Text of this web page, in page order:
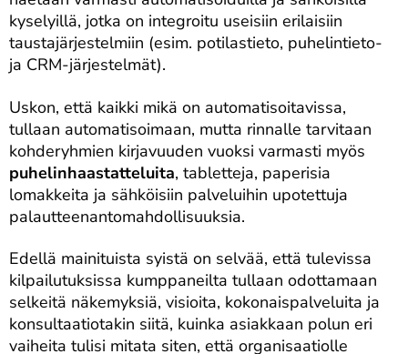
kyselyillä, jotka on integroitu useisiin erilaisiin
taustajärjestelmiin (esim. potilastieto, puhelintieto-
ja CRM-järjestelmät).
Uskon, että kaikki mikä on automatisoitavissa,
tullaan automatisoimaan, mutta rinnalle tarvitaan
kohderyhmien kirjavuuden vuoksi varmasti myös
puhelinhaastatteluita, tabletteja, paperisia
lomakkeita ja sähköisiin palveluihin upotettuja
palautteenantomahdollisuuksia.
Edellä mainituista syistä on selvää, että tulevissa
kilpailutuksissa kumppaneilta tullaan odottamaan
selkeitä näkemyksiä, visioita, kokonaispalveluita ja
konsultaatiotakin siitä, kuinka asiakkaan polun eri
vaiheita tulisi mitata siten, että organisaatiolle